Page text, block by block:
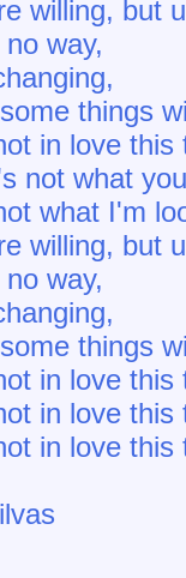
willing, but
way,
things
in love this
not what
what I'm
willing, but
way,
things
in love this
in love this
in love this